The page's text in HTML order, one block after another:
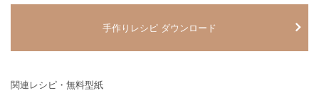
手作りレシピ ダウンロード
関連レシピ・無料型紙